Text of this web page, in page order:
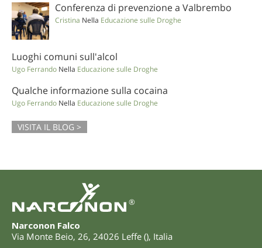
Conferenza di prevenzione a Valbrembo
Cristina Nella Educazione sulle Droghe
Luoghi comuni sull'alcol
Ugo Ferrando Nella Educazione sulle Droghe
Qualche informazione sulla cocaina
Ugo Ferrando Nella Educazione sulle Droghe
VISITA IL BLOG >
®
Narconon Falco
Via Monte Beio, 26, 24026 Leffe (), Italia